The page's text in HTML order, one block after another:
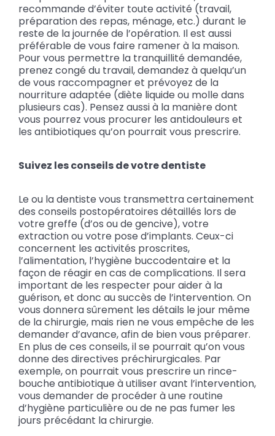
recommande d’éviter toute activité (travail,
préparation des repas, ménage, etc.) durant le
reste de la journée de l’opération. Il est aussi
préférable de vous faire ramener à la maison.
Pour vous permettre la tranquillité demandée,
prenez congé du travail, demandez à quelqu’un
de vous raccompagner et prévoyez de la
nourriture adaptée (diète liquide ou molle dans
plusieurs cas). Pensez aussi à la manière dont
vous pourrez vous procurer les antidouleurs et
les antibiotiques qu’on pourrait vous prescrire.
Suivez les conseils de votre dentiste
Le ou la dentiste vous transmettra certainement
des conseils postopératoires détaillés lors de
votre greffe (d’os ou de gencive), votre
extraction ou votre pose d’implants. Ceux-ci
concernent les activités proscrites,
l’alimentation, l’hygiène buccodentaire et la
façon de réagir en cas de complications. Il sera
important de les respecter pour aider à la
guérison, et donc au succès de l’intervention. On
vous donnera sûrement les détails le jour même
de la chirurgie, mais rien ne vous empêche de les
demander d’avance, afin de bien vous préparer.
En plus de ces conseils, il se pourrait qu’on vous
donne des directives préchirurgicales. Par
exemple, on pourrait vous prescrire un rince-
bouche antibiotique à utiliser avant l’intervention,
vous demander de procéder à une routine
d’hygiène particulière ou de ne pas fumer les
jours précédant la chirurgie.